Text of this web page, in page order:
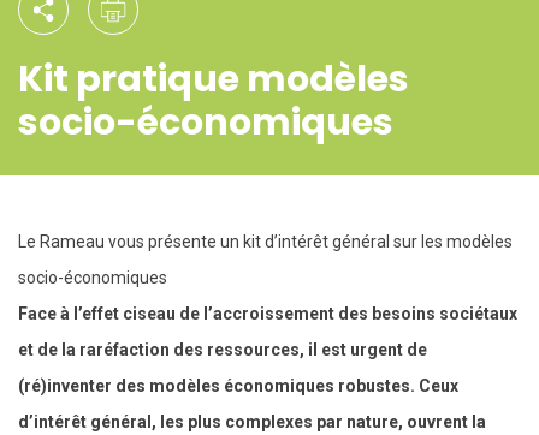
Kit pratique modèles
socio-économiques
Le Rameau vous présente un kit d’intérêt général sur les modèles
socio-économiques
Face à l’effet ciseau de l’accroissement des besoins sociétaux
et de la raréfaction des ressources, il est urgent de
(ré)inventer des modèles économiques robustes. Ceux
d’intérêt général, les plus complexes par nature, ouvrent la